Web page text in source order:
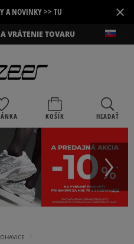
A NOVINKY >> TU ×
VRÁTENIE TOVARU
KOŠÍK HĽADAŤ